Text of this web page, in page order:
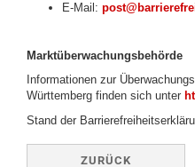
E-Mail:
Marktüberwachungsbehörde
Informationen zur
Württemberg finden sich unter
Stand der
ZURÜCK